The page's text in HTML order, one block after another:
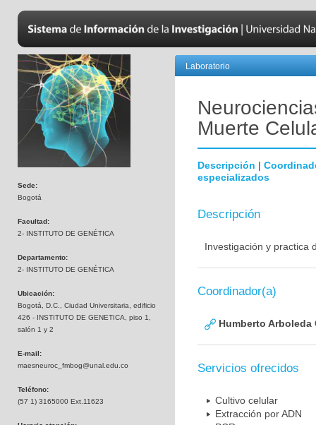
Sede:
Bogotá
Facultad:
2- INSTITUTO DE GENÉTICA
Departamento:
2- INSTITUTO DE GENÉTICA
Ubicación:
Bogotá, D.C., Ciudad Universitaria, edificio
426 - INSTITUTO DE GENETICA, piso 1,
salón 1 y 2
E-mail:
maesneuroc_fmbog@unal.edu.co
Teléfono:
(57 1) 3165000 Ext.11623
Laboratorio
Muerte
Descripción |
especializados
Descripción
Investigación y practica
Coordinador(a)
Humberto Arboleda
Servicios ofrecidos
Cultivo celular
Extracción por ADN